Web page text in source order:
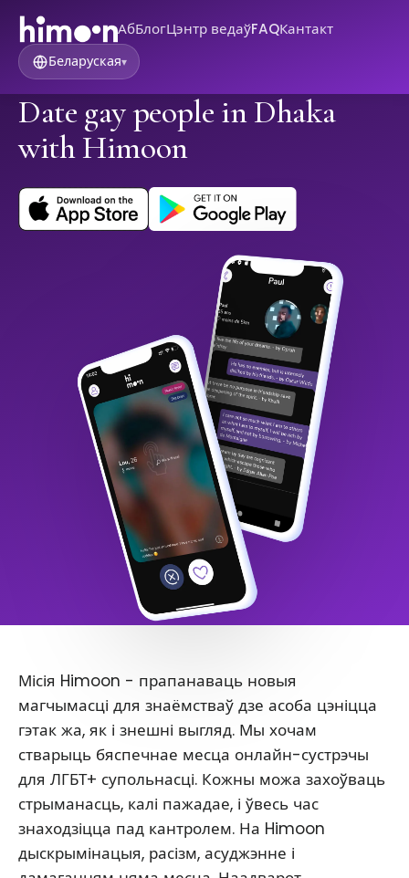
АбБлогЦэнтр ведаўFAQКантакт
Беларуская▾
Date gay people in Dhaka
with Himoon
Місія Himoon - прапанаваць новыя
магчымасці для знаёмстваў дзе асоба цэніцца
гэтак жа, як і знешні выгляд. Мы хочам
стварыць бяспечнае месца онлайн-сустрэчы
для ЛГБТ+ супольнасці. Кожны можа захоўваць
стрыманасць, калі пажадае, і ўвесь час
знаходзіцца пад кантролем. На Himoon
дыскрымінацыя, расізм, асуджэнне і